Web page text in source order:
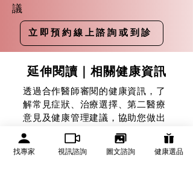
議
立即預約線上諮詢或到診
延伸閱讀｜相關健康資訊
透過合作醫師審閱的健康資訊，了
解常見症狀、治療選擇、第二醫療
意見及健康管理建議，協助您做出
更安心的健康決策。
找專家 視訊諮詢 圖文諮詢 健康選品